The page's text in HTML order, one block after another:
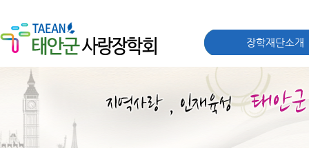
장학재단소개